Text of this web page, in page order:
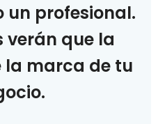
un profesional.
verán que la
marca de tu